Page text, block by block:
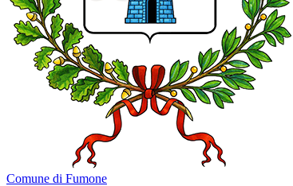
Comune di Fumone